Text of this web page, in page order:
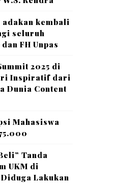
adakan kembali
seluruh
FH Unpas
2025 di
Inspiratif dari
Dunia Content
Mahasiswa
Tanda
UKM di
Lakukan